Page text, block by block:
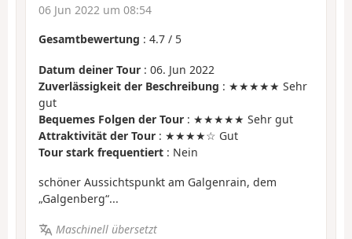
06 Jun 2022 um 08:54
Gesamtbewertung : 4.7 / 5
Datum deiner Tour : 06. Jun 2022
Zuverlässigkeit der Beschreibung : ★★★★★ Sehr
gut
Bequemes Folgen der Tour : ★★★★★ Sehr gut
Attraktivität der Tour : ★★★★☆ Gut
Tour stark frequentiert : Nein
schöner Aussichtspunkt am Galgenrain, dem
„Galgenberg“...
Maschinell übersetzt